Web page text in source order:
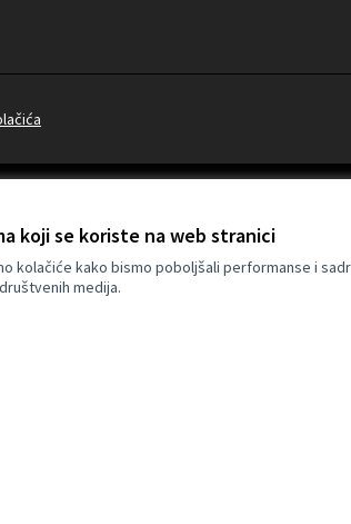
koji se koriste na web stranici
kolačiće kako bismo poboljšali performanse i
medija.
je besplatni softver.